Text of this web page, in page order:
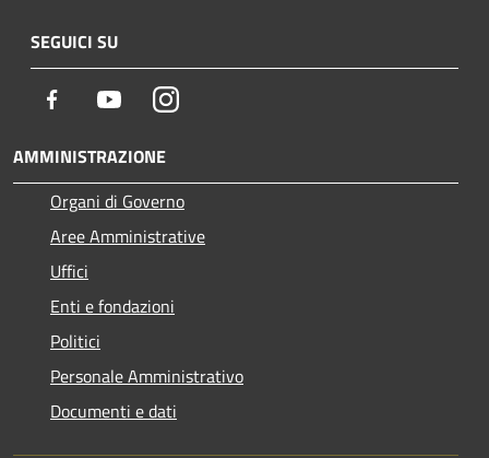
SEGUICI SU
Facebook YoutubeInstagram
AMMINISTRAZIONE
Organi di Governo
Aree Amministrative
Uffici
Enti e fondazioni
Politici
Personale Amministrativo
Documenti e dati